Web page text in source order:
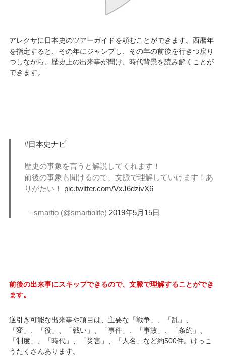
アレクサに日本史のツアーガイドを頼むことができます。西暦年
を指定すると、その年にジャンプし、その年の前後を行きつ戻り
つしながら、歴史上の出来事が聞け、時代背景を読み解くことが
できます。
#日本史ナビ
歴史の事象を言うと解説してくれます！
前後の事象も聞けるので、文脈で理解していけます！あ
りがたい！ pic.twitter.com/VxJ6dzivX6
— smartio (@smartiolife) 2019年5月15日
前後の出来事にスキップできるので、文脈で理解することができ
ます。
逆引き可能な出来事や項目は、主要な「戦争」、「乱」、
「変」、「役」、「戦い」、「事件」、「事故」、「条約」、
「制度」、「時代」、「災害」、「人名」など約500件。けっこ
うたくさんあります。